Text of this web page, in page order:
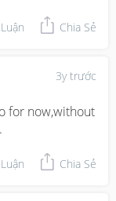
Chia Sẻ
3y trước
for now,without
Chia Sẻ